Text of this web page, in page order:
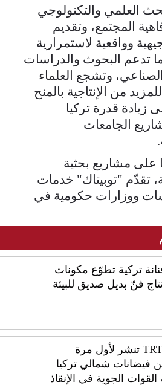
العلمي والتكنولوجي
المجتمع، وتقديم
وواقعية لاستمرارية
تدعم البحوث والدراسات
الصناعي، وتشجع العلماء
من الإنتاجية بالمنح
زيادة قدرة تركيا
الجامعات
على مشاريع بحثية
تقدّم "توبيتاك" خدمات
ووزارات حكومية في
تركية تطوّع مكونات
فنّ بديل صديق للبيئة
بالصور.. TRT تنشر لأول مرة
فيضانات شمالي تركيا
الجوية في الإنقاذ